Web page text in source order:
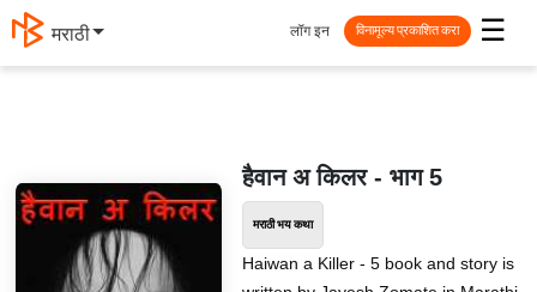
मराठी ☰
लॉग इन विनामूल्य प्रकाशित करा
हैवान अ किलर - भाग 5
मराठी भय कथा
Haiwan a Killer - 5 book and story is